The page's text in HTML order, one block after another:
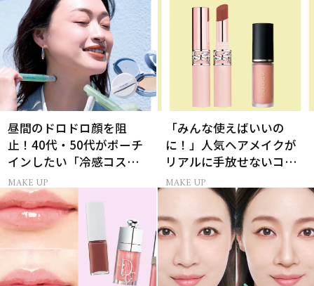
昼間のドロドロ顔を阻
止！40代・50代がポーチ
インしたい「冷感コス
メ」5選
MAKE UP
「みんな使えばいいの
に！」人気ヘアメイクが
リアルに手放せないコス
メ
MAKE UP